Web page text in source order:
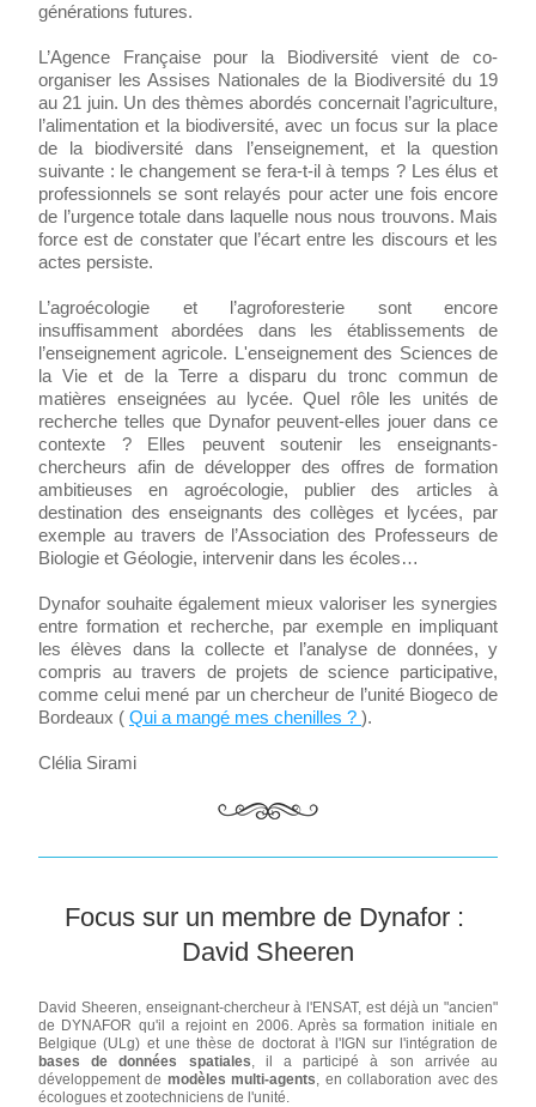
générations futures.
L’Agence Française pour la Biodiversité vient de co-
organiser les Assises Nationales de la Biodiversité du 19
au 21 juin. Un des thèmes abordés concernait l’agriculture,
l’alimentation et la biodiversité, avec un focus sur la place
de la biodiversité dans l’enseignement, et la question
suivante : le changement se fera-t-il à temps ? Les élus et
professionnels se sont relayés pour acter une fois encore
de l’urgence totale dans laquelle nous nous trouvons. Mais
force est de constater que l’écart entre les discours et les
actes persiste.
L’agroécologie et l’agroforesterie sont encore
insuffisamment abordées dans les établissements de
l’enseignement agricole. L'enseignement des Sciences de
la Vie et de la Terre a disparu du tronc commun de
matières enseignées au lycée. Quel rôle les unités de
recherche telles que Dynafor peuvent-elles jouer dans ce
contexte ? Elles peuvent soutenir les enseignants-
chercheurs afin de développer des offres de formation
ambitieuses en agroécologie, publier des articles à
destination des enseignants des collèges et lycées, par
exemple au travers de l’Association des Professeurs de
Biologie et Géologie, intervenir dans les écoles…
Dynafor souhaite également mieux valoriser les synergies
entre formation et recherche, par exemple en impliquant
les élèves dans la collecte et l’analyse de données, y
compris au travers de projets de science participative,
comme celui mené par un chercheur de l’unité Biogeco de
Bordeaux ( Qui a mangé mes chenilles ? ).
Clélia Sirami
Focus sur un membre de Dynafor :
David Sheeren
David Sheeren, enseignant-chercheur à l'ENSAT, est déjà un "ancien"
de DYNAFOR qu'il a rejoint en 2006. Après sa formation initiale en
Belgique (ULg) et une thèse de doctorat à l'IGN sur l'intégration de
bases de données spatiales, il a participé à son arrivée au
développement de modèles multi-agents, en collaboration avec des
écologues et zootechniciens de l'unité.